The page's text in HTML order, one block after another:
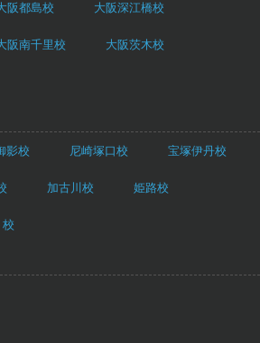
阪都島校 大阪深江橋校
阪南千里校 大阪茨木校
影校 尼崎塚口校 宝塚伊丹校
加古川校 姫路校